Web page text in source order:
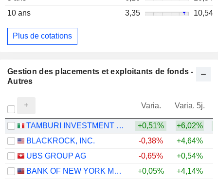
10 ans
3,35 10,54
Plus de cotations
Gestion des placements et exploitants de fonds -
Autres
Varia. Varia. 5j.
TAMBURI INVESTMENT PARTNERS S.P.A. +0,51% +6,02%
BLACKROCK, INC.
-0,38% +4,64%
UBS GROUP AG
-0,65% +0,54%
BANK OF NEW YORK MELLON CORPORATION (THE)
+0,05% +4,14%